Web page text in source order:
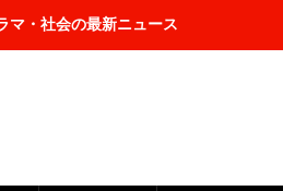
マ・社会の最新ニュース